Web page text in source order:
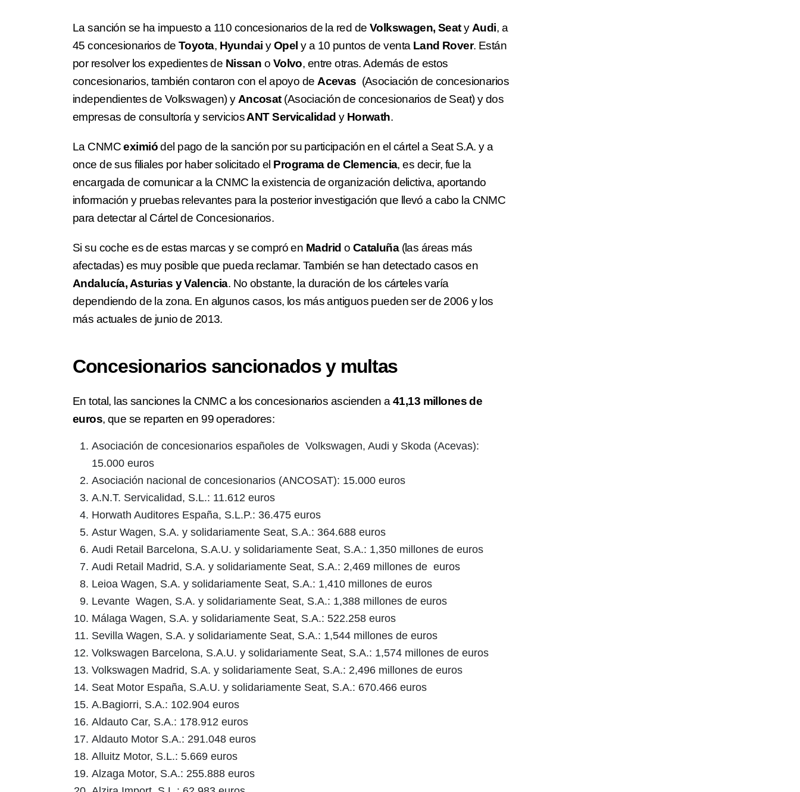
La sanción se ha impuesto a 110 concesionarios de la red de Volkswagen, Seaty Audi, a
45 concesionarios deToyota, Hyundai yOpel y a 10 puntos de venta Land Rover. Están
por resolver los expedientes de Nissan o Volvo, entre otras. Además de estos
concesionarios, también contaron con el apoyo de Acevas (Asociación de concesionarios
independientes de Volkswagen) y Ancosat(Asociación de concesionarios de Seat) y dos
empresas de consultoría y serviciosANT Servicalidad y Horwath.
La CNMCeximiódel pago de la sanción por su participación en el cártel a Seat S.A. y a
once de sus filiales por haber solicitado el Programa de Clemencia, es decir, fue la
encargada de comunicar a la CNMC la existencia de organización delictiva, aportando
información y pruebas relevantes para la posterior investigación que llevó a cabo la CNMC
para detectar al Cártel de Concesionarios.
Si su coche es de estas marcas y se compró en Madrid o Cataluña (las áreas más
afectadas) es muy posible que pueda reclamar. También se han detectado casos en
Andalucía, Asturias y Valencia. No obstante, la duración de los cárteles varía
dependiendo de la zona. En algunos casos, los más antiguos pueden ser de 2006 y los
más actuales de junio de 2013.
Concesionarios sancionados y multas
En total, las sanciones la CNMC a los concesionarios ascienden a 41,13 millones de
euros, que se reparten en 99 operadores:
Asociación de concesionarios españoles de Volkswagen, Audi y Skoda (Acevas):
15.000 euros
Asociación nacional de concesionarios (ANCOSAT): 15.000 euros
A.N.T. Servicalidad, S.L.: 11.612 euros
Horwath Auditores España, S.L.P.: 36.475 euros
Astur Wagen, S.A. y solidariamente Seat, S.A.: 364.688 euros
Audi Retail Barcelona, S.A.U. y solidariamente Seat, S.A.: 1,350 millones de euros
Audi Retail Madrid, S.A. y solidariamente Seat, S.A.: 2,469 millones de euros
Leioa Wagen, S.A. y solidariamente Seat, S.A.: 1,410 millones de euros
Levante Wagen, S.A. y solidariamente Seat, S.A.: 1,388 millones de euros
Málaga Wagen, S.A. y solidariamente Seat, S.A.: 522.258 euros
Sevilla Wagen, S.A. y solidariamente Seat, S.A.: 1,544 millones de euros
Volkswagen Barcelona, S.A.U. y solidariamente Seat, S.A.: 1,574 millones de euros
Volkswagen Madrid, S.A. y solidariamente Seat, S.A.: 2,496 millones de euros
Seat Motor España, S.A.U. y solidariamente Seat, S.A.: 670.466 euros
A.Bagiorri, S.A.: 102.904 euros
Aldauto Car, S.A.: 178.912 euros
Aldauto Motor S.A.: 291.048 euros
Alluitz Motor, S.L.: 5.669 euros
Alzaga Motor, S.A.: 255.888 euros